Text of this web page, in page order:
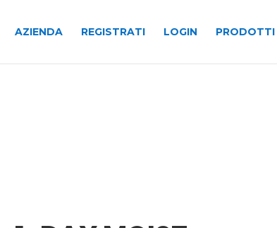
AZIENDA REGISTRATI LOGIN PRODOTTI